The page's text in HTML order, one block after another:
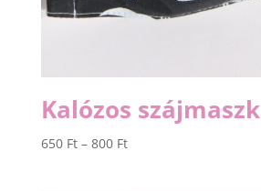
Kalózos szájmaszk
650 Ft – 800 FtÁrtartomány: